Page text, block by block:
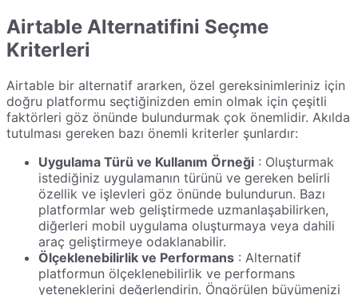
Airtable Alternatifini Seçme
Kriterleri
Airtable bir alternatif ararken, özel gereksinimleriniz için
doğru platformu seçtiğinizden emin olmak için çeşitli
faktörleri göz önünde bulundurmak çok önemlidir. Akılda
tutulması gereken bazı önemli kriterler şunlardır:
Uygulama Türü ve Kullanım Örneği : Oluşturmak
istediğiniz uygulamanın türünü ve gereken belirli
özellik ve işlevleri göz önünde bulundurun. Bazı
platformlar web geliştirmede uzmanlaşabilirken,
diğerleri mobil uygulama oluşturmaya veya dahili
araç geliştirmeye odaklanabilir.
Ölçeklenebilirlik ve Performans : Alternatif
platformun ölçeklenebilirlik ve performans
yeteneklerini değerlendirin. Öngörülen büyümenizi